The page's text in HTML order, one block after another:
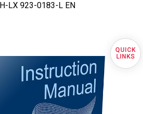
LX 923-0183-L EN